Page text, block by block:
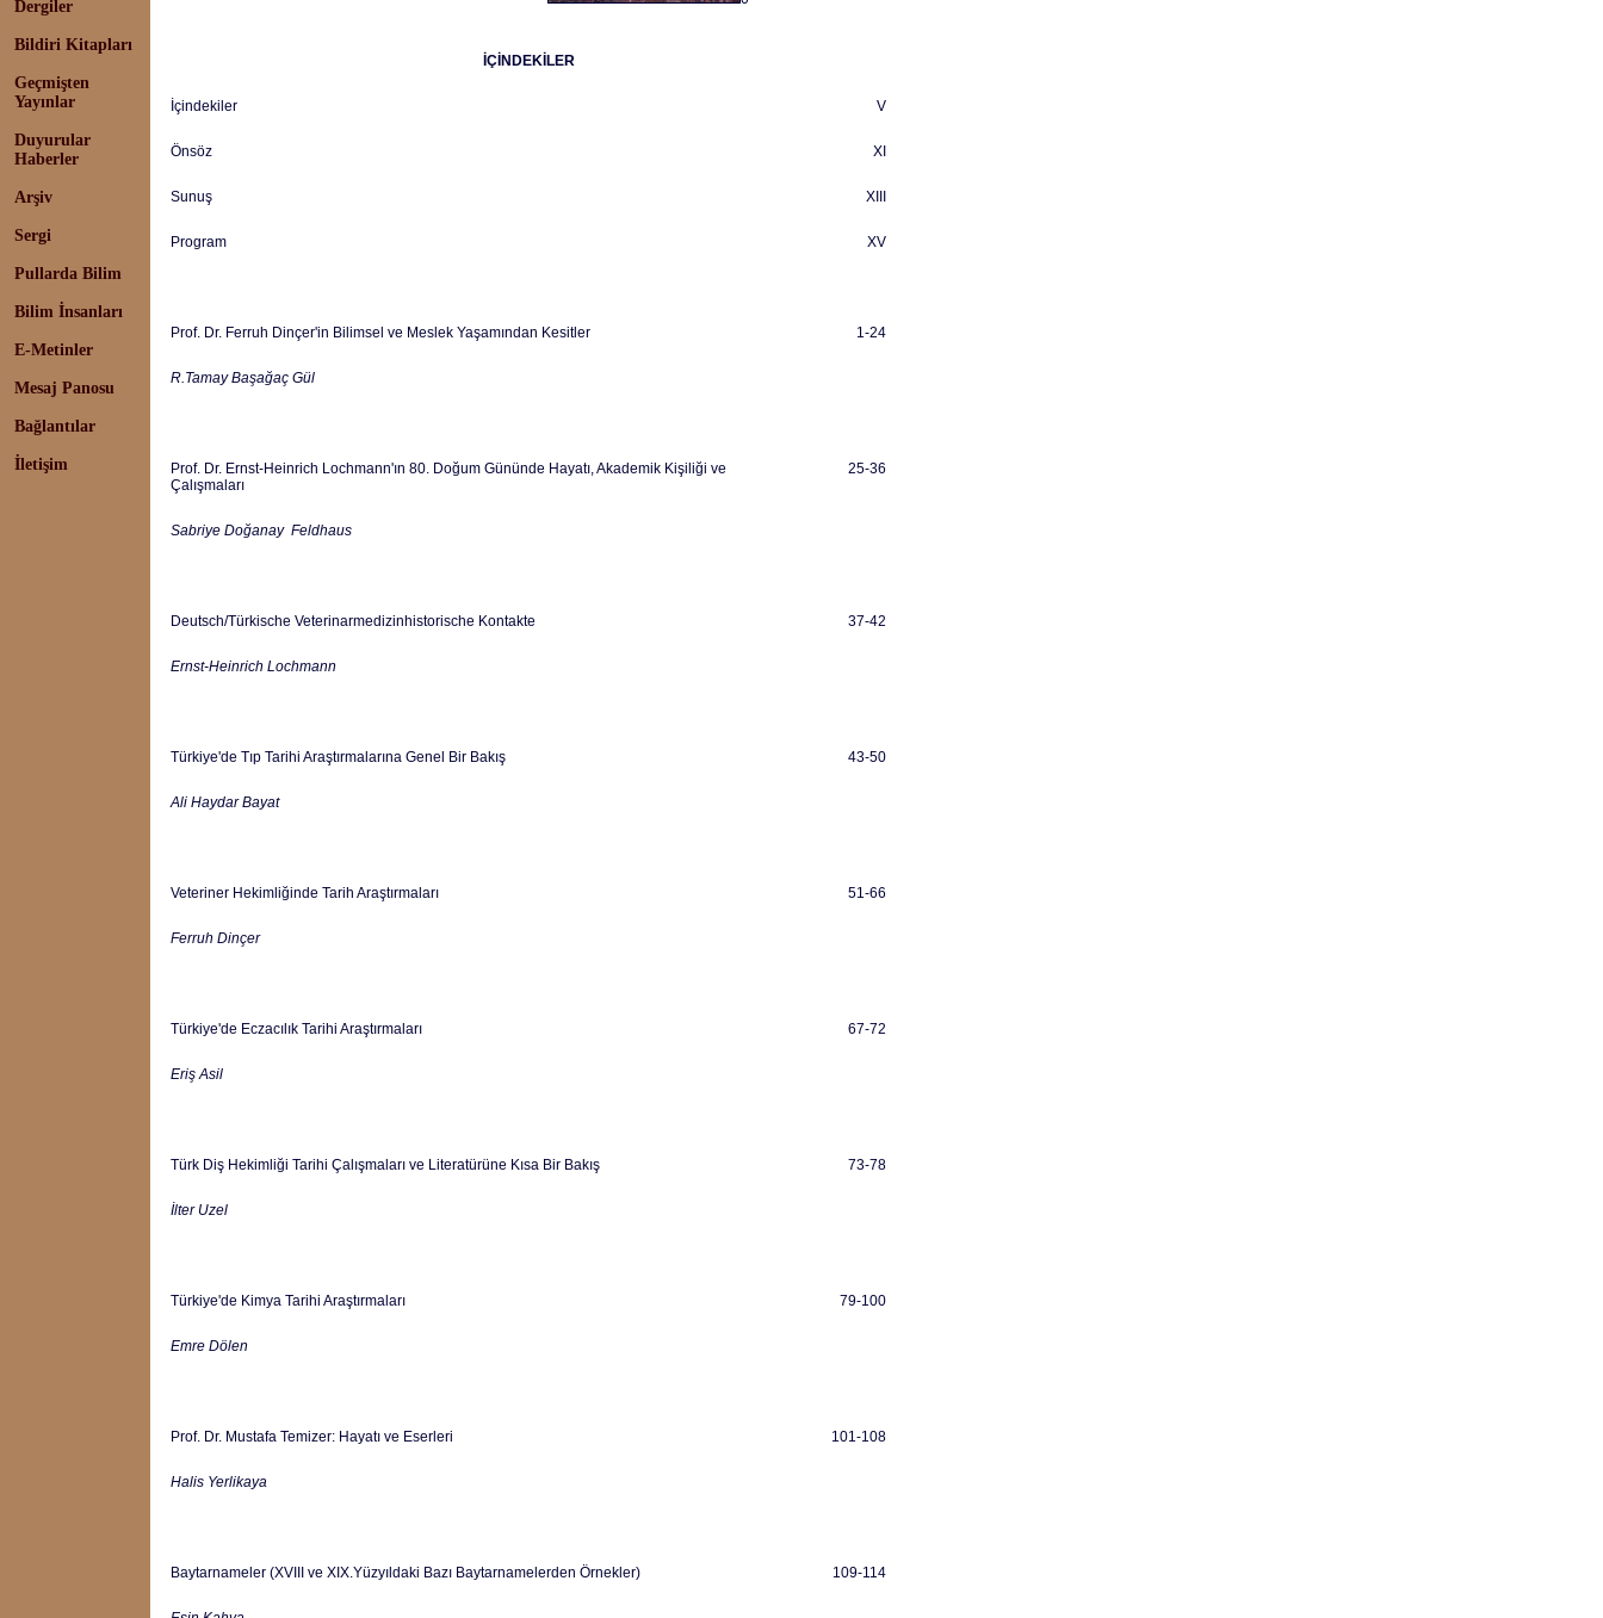
Dergiler
Bildiri Kitapları
Geçmişten
Yayınlar
Duyurular
Haberler
Arşiv
Sergi
Pullarda Bilim
Bilim İnsanları
E-Metinler
Mesaj Panosu
Bağlantılar
İletişim
İÇİNDEKİLER
İçindekiler V
Önsöz XI
Sunuş XIII
Program XV
Prof. Dr. Ferruh Dinçer'in Bilimsel ve Meslek Yaşamından Kesitler 1-24
R.Tamay Başağaç Gül
Prof. Dr. Ernst-Heinrich Lochmann'ın 80. Doğum Gününde Hayatı, Akademik Kişiliği ve
Çalışmaları
25-36
Sabriye Doğanay Feldhaus
Deutsch/Türkische Veterinarmedizinhistorische Kontakte 37-42
Ernst-Heinrich Lochmann
Türkiye'de Tıp Tarihi Araştırmalarına Genel Bir Bakış 43-50
Ali Haydar Bayat
Veteriner Hekimliğinde Tarih Araştırmaları 51-66
Ferruh Dinçer
Türkiye'de Eczacılık Tarihi Araştırmaları 67-72
Eriş Asil
Türk Diş Hekimliği Tarihi Çalışmaları ve Literatürüne Kısa Bir Bakış 73-78
İlter Uzel
Türkiye'de Kimya Tarihi Araştırmaları 79-100
Emre Dölen
Prof. Dr. Mustafa Temizer: Hayatı ve Eserleri 101-108
Halis Yerlikaya
Baytarnameler (XVIII ve XIX.Yüzyıldaki Bazı Baytarnamelerden Örnekler) 109-114